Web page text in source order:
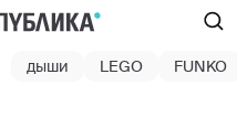
дыши LEGO FUNKO